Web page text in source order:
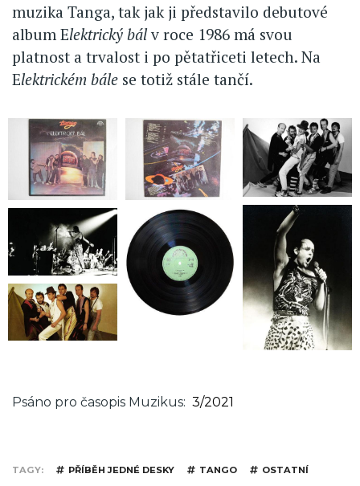
muzika Tanga, tak jak ji představilo debutové
album Elektrický bál v roce 1986 má svou
platnost a trvalost i po pětatřiceti letech. Na
Elektrickém bále se totiž stále tančí.
Psáno pro časopis Muzikus 3/2021
TAGY PŘÍBĚH JEDNÉ DESKY TANGO OSTATNÍ